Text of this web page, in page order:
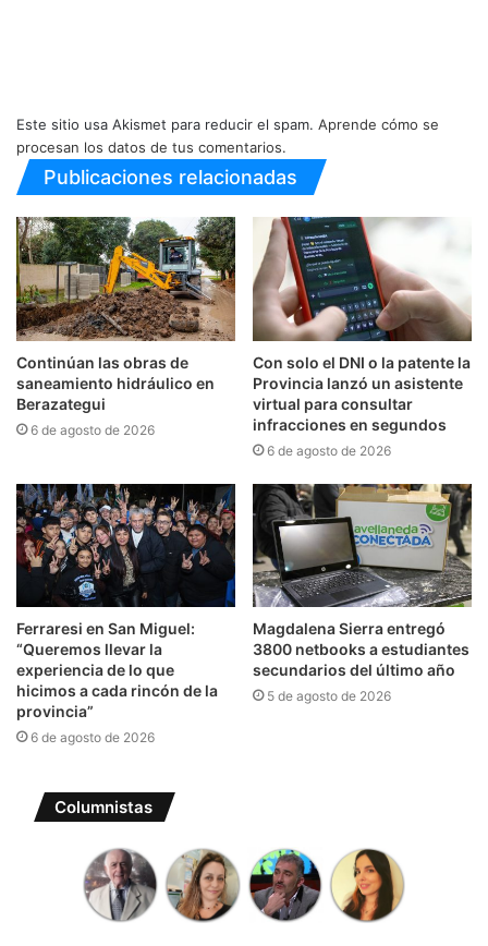
Este sitio usa Akismet para reducir el spam. Aprende cómo se
procesan los datos de tus comentarios.
Publicaciones relacionadas
Continúan las obras de
saneamiento hidráulico en
Berazategui
6 de agosto de 2026
Con solo el DNI o la patente la
Provincia lanzó un asistente
virtual para consultar
infracciones en segundos
6 de agosto de 2026
Ferraresi en San Miguel:
“Queremos llevar la
experiencia de lo que
hicimos a cada rincón de la
provincia”
6 de agosto de 2026
Magdalena Sierra entregó
3800 netbooks a estudiantes
secundarios del último año
5 de agosto de 2026
Columnistas